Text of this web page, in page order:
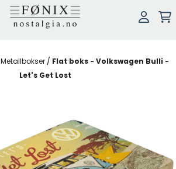
Metallbokser / Flat boks - Volkswagen Bulli -
Let's Get Lost